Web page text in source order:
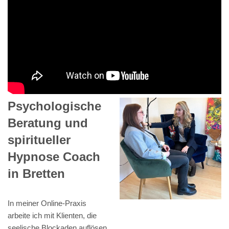
Psychologische
Beratung und
spiritueller
Hypnose Coach
in Bretten
In meiner Online-Praxis
arbeite ich mit Klienten, die